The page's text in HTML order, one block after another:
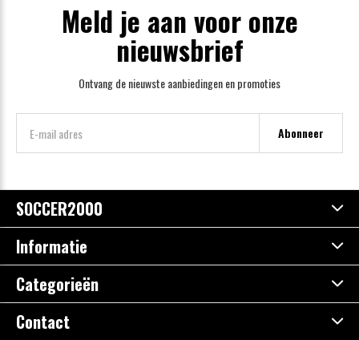
Meld je aan voor onze
nieuwsbrief
Ontvang de nieuwste aanbiedingen en promoties
Abonneer
SOCCER2000
Informatie
Categorieën
Contact